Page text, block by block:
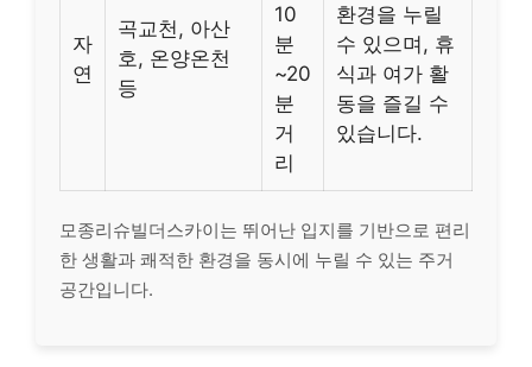
자
연
곡교천, 아산
호, 온양온천
등
10
분
~20
분
거
리
환경을 누릴
수 있으며, 휴
식과 여가 활
동을 즐길 수
있습니다.
모종리슈빌더스카이는 뛰어난 입지를 기반으로 편리
한 생활과 쾌적한 환경을 동시에 누릴 수 있는 주거
공간입니다.